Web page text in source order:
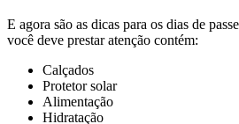
E agora são as dicas para os dias de
você deve prestar atenção contém:
Calçados
Protetor solar
Alimentação
Hidratação